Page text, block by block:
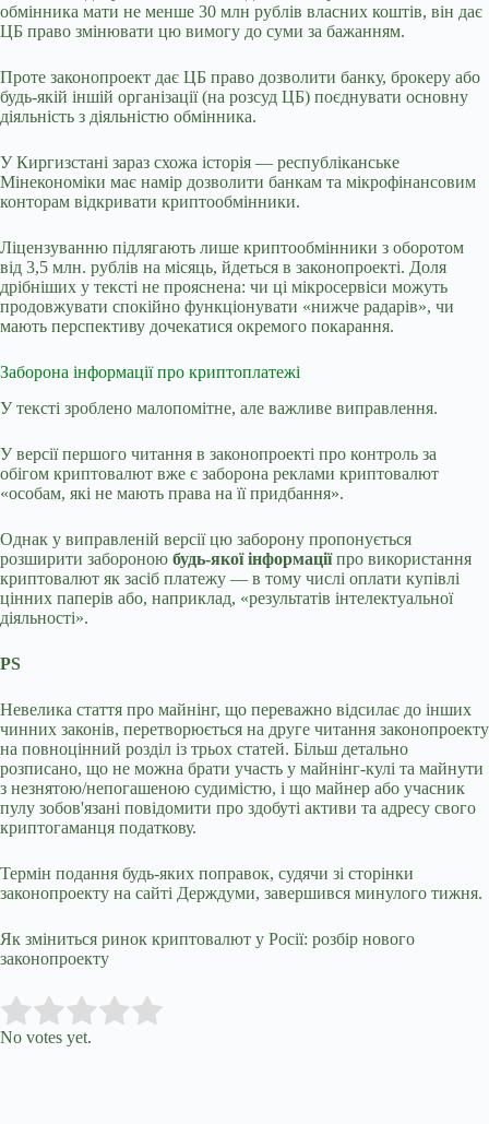
обмінника мати не менше 30 млн рублів власних коштів, він дає
ЦБ право змінювати цю вимогу до суми за бажанням.
Проте законопроект дає ЦБ право дозволити банку, брокеру або
будь-якій іншій організації (на розсуд ЦБ) поєднувати основну
діяльність з діяльністю обмінника.
У Киргизстані зараз схожа історія — республіканське
Мінекономіки має намір дозволити банкам та мікрофінансовим
конторам відкривати криптообмінники.
Ліцензуванню підлягають лише криптообмінники з оборотом
від 3,5 млн. рублів на місяць, йдеться в законопроекті. Доля
дрібніших у тексті не прояснена: чи ці мікросервіси можуть
продовжувати спокійно функціонувати «нижче радарів», чи
мають перспективу дочекатися окремого покарання.
Заборона інформації про криптоплатежі
У тексті зроблено малопомітне, але важливе виправлення.
У версії першого читання в законопроекті про контроль за
обігом криптовалют вже є заборона реклами криптовалют
«особам, які не мають права на її придбання».
Однак у виправленій версії цю заборону пропонується
розширити забороною будь-якої інформаціїпро використання
криптовалют як засіб платежу — в тому числі оплати купівлі
цінних паперів або, наприклад, «результатів інтелектуальної
діяльності».
PS
Невелика стаття про майнінг, що переважно відсилає до інших
чинних законів, перетворюється на друге читання законопроекту
на повноцінний розділ із трьох статей. Більш детально
розписано, що не можна брати участь у майнінг-кулі та майнути
з незнятою/непогашеною судимістю, і що майнер або учасник
пулу зобов'язані повідомити про здобуті активи та адресу свого
криптогаманця податкову.
Термін подання будь-яких поправок, судячи зі сторінки
законопроекту на сайті Держдуми, завершився минулого тижня.
Як зміниться ринок криптовалют у Росії: розбір нового
законопроекту
Rate this item:
No votes yet.